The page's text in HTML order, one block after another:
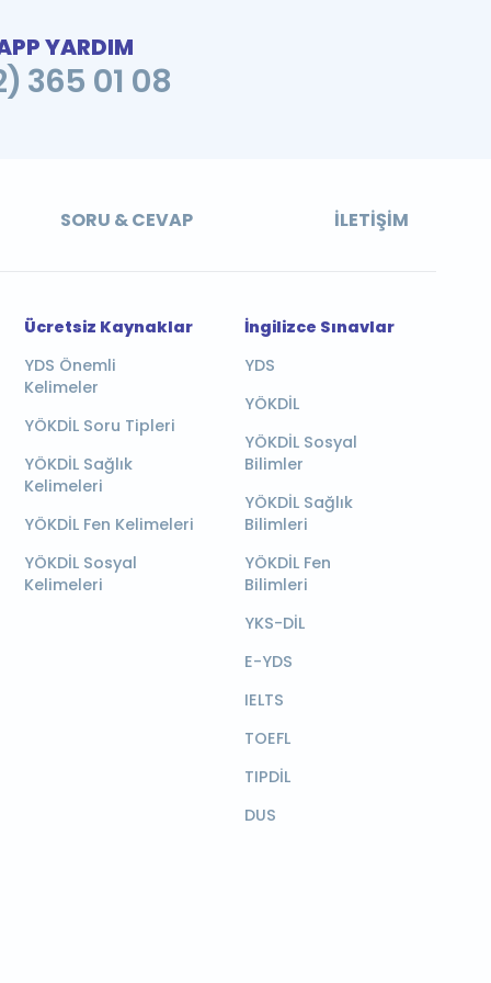
YARDIM
365 01 08
SORU & CEVAP İLETIŞIM
Ücretsiz Kaynaklar
YDS Önemli
Kelimeler
YÖKDİL Soru Tipleri
YÖKDİL Sağlık
Kelimeleri
YÖKDİL Fen Kelimeleri
YÖKDİL Sosyal
Kelimeleri
İngilizce Sınavlar
YDS
YÖKDİL
YÖKDİL Sosyal
Bilimler
YÖKDİL Sağlık
Bilimleri
YÖKDİL Fen
Bilimleri
YKS-DİL
E-YDS
IELTS
TOEFL
TIPDİL
DUS